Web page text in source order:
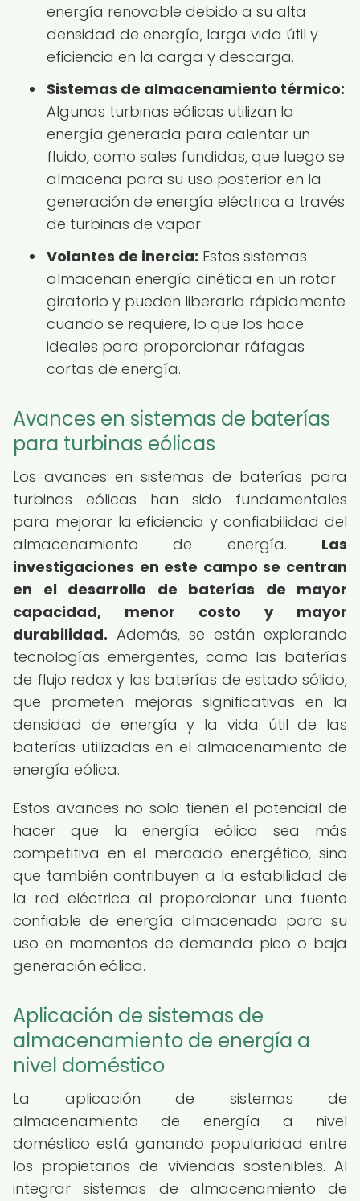
energía renovable debido a su alta
densidad de energía, larga vida útil y
eficiencia en la carga y descarga.
Sistemas de almacenamiento térmico:
Algunas turbinas eólicas utilizan la
energía generada para calentar un
fluido, como sales fundidas, que luego se
almacena para su uso posterior en la
generación de energía eléctrica a través
de turbinas de vapor.
Volantes de inercia: Estos sistemas
almacenan energía cinética en un rotor
giratorio y pueden liberarla rápidamente
cuando se requiere, lo que los hace
ideales para proporcionar ráfagas
cortas de energía.
Avances en sistemas de baterías
para turbinas eólicas
Los avances en sistemas de baterías para
turbinas eólicas han sido fundamentales
para mejorar la eficiencia y confiabilidad del
almacenamiento de energía. Las
investigaciones en este campo se centran
en el desarrollo de baterías de mayor
capacidad, menor costo y mayor
durabilidad. Además, se están explorando
tecnologías emergentes, como las baterías
de flujo redox y las baterías de estado sólido,
que prometen mejoras significativas en la
densidad de energía y la vida útil de las
baterías utilizadas en el almacenamiento de
energía eólica.
Estos avances no solo tienen el potencial de
hacer que la energía eólica sea más
competitiva en el mercado energético, sino
que también contribuyen a la estabilidad de
la red eléctrica al proporcionar una fuente
confiable de energía almacenada para su
uso en momentos de demanda pico o baja
generación eólica.
Aplicación de sistemas de
almacenamiento de energía a
nivel doméstico
La aplicación de sistemas de
almacenamiento de energía a nivel
doméstico está ganando popularidad entre
los propietarios de viviendas sostenibles. Al
integrar sistemas de almacenamiento de